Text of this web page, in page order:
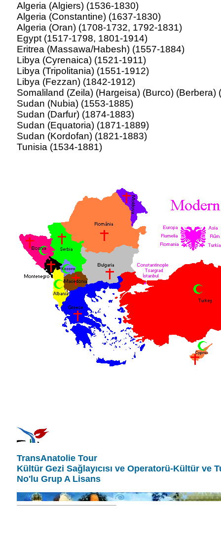
Algeria (Algiers) (1536-1830)
Algeria (Constantine) (1637-1830)
Algeria (Oran) (1708-1732, 1792-1831)
Egypt (1517-1798, 1801-1914)
Eritrea (Massawa/Habesh) (1557-1884)
Libya (Cyrenaica) (1521-1911)
Libya (Tripolitania) (1551-1912)
Libya (Fezzan) (1842-1912)
Somaliland (Zeila) (Hargeisa) (Burco) (Berbera)
Sudan (Nubia) (1553-1885)
Sudan (Darfur) (1874-1883)
Sudan (Equatoria) (1871-1889)
Sudan (Kordofan) (1821-1883)
Tunisia (1534-1881)
TransAnatolie Tour
Kültür Gezi Sağlayıcısı ve Operatorü-Kültür ve
No'lu Grup A Lisans